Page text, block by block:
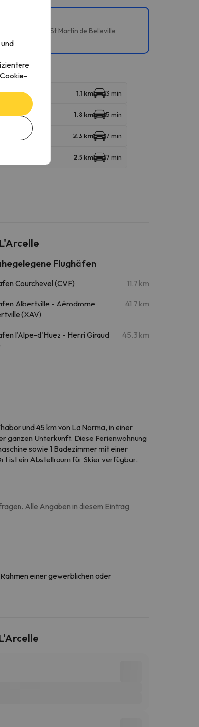
Les Menuires-St Martin de Belleville
1.1 km 3 min
1.8 km 5 min
2.3 km 7 min
2.5 km 7 min
Flughäfen
Courchevel (CVF) 11.7 km
Albertville - Aérodrome
(XAV)
41.7 km
l'Alpe-d'Huez - Henri Giraud
45.3 km
und 45 km von La Norma, in einer
ganzen Unterkunft. Diese Ferienwohnung
sowie 1 Badezimmer mit einer
ist ein Abstellraum für Skier verfügbar.
Alle Angaben in diesem Eintrag
einer gewerblichen oder
Cookie-